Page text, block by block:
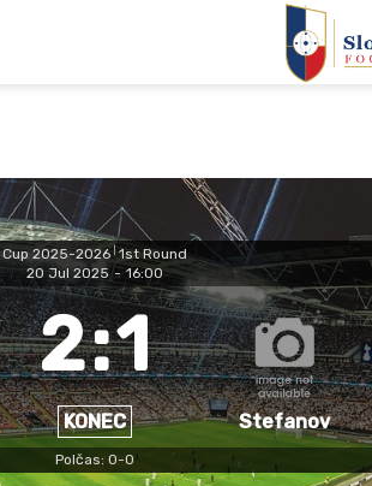
Cup 2025-2026 1st Round
20 Jul 2025 - 16:00
2:1
KONEC Stefanov
Polčas: 0-0